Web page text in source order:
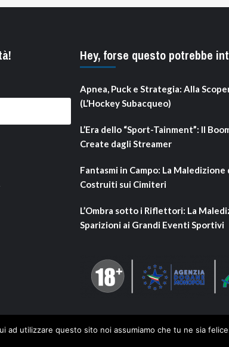
Hey, forse questo potrebbe
Apnea, Puck e Strategia: Alla
(L’Hockey Subacqueo)
L’Era dello “Sport-Tainment”: Il
Create dagli Streamer
Fantasmi in Campo: La Maledizione
Costruiti sui Cimiteri
L’Ombra sotto i Riflettori: La
Sparizioni ai Grandi Eventi Sportivi
ad utilizzare questo sito noi assumiamo che tu ne sia